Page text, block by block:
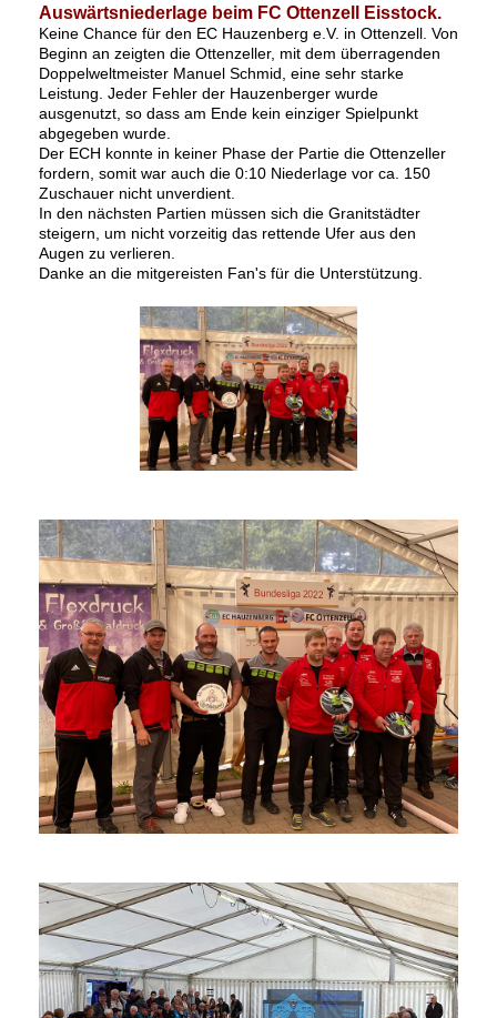
Auswärtsniederlage beim FC Ottenzell Eisstock.
Keine Chance für den EC Hauzenberg e.V. in Ottenzell. Von
Beginn an zeigten die Ottenzeller, mit dem überragenden
Doppelweltmeister Manuel Schmid, eine sehr starke
Leistung. Jeder Fehler der Hauzenberger wurde
ausgenutzt, so dass am Ende kein einziger Spielpunkt
abgegeben wurde.
Der ECH konnte in keiner Phase der Partie die Ottenzeller
fordern, somit war auch die 0:10 Niederlage vor ca. 150
Zuschauer nicht unverdient.
In den nächsten Partien müssen sich die Granitstädter
steigern, um nicht vorzeitig das rettende Ufer aus den
Augen zu verlieren.
Danke an die mitgereisten Fan's für die Unterstützung.